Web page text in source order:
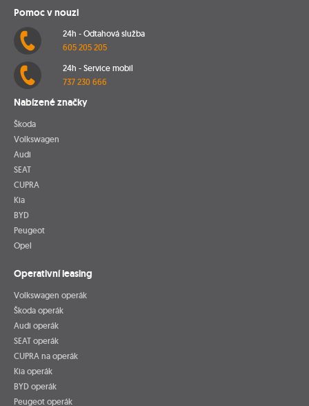
Pomoc v nouzi
24h - Odtahová služba
605 205 205
24h - Service mobil
737 230 666
Nabízené značky
Škoda
Volkswagen
Audi
SEAT
CUPRA
Kia
BYD
Peugeot
Opel
Operativní leasing
Volkswagen operák
Škoda operák
Audi operák
SEAT operák
CUPRA na operák
Kia operák
BYD operák
Peugeot operák